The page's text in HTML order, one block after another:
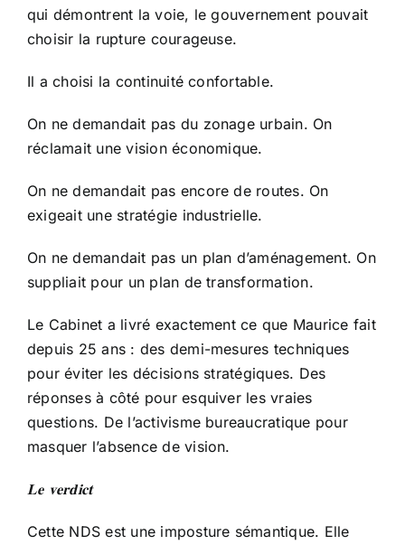
qui démontrent la voie, le gouvernement pouvait
choisir la rupture courageuse.
Il a choisi la continuité confortable.
On ne demandait pas du zonage urbain. On
réclamait une vision économique.
On ne demandait pas encore de routes. On
exigeait une stratégie industrielle.
On ne demandait pas un plan d’aménagement. On
suppliait pour un plan de transformation.
Le Cabinet a livré exactement ce que Maurice fait
depuis 25 ans : des demi-mesures techniques
pour éviter les décisions stratégiques. Des
réponses à côté pour esquiver les vraies
questions. De l’activisme bureaucratique pour
masquer l’absence de vision.
𝐋𝐞 𝐯𝐞𝐫𝐝𝐢𝐜𝐭
Cette NDS est une imposture sémantique. Elle